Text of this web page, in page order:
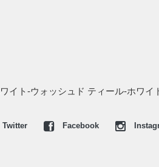
イト-ウォッシュド ティール-ホワ
Twitter Facebook